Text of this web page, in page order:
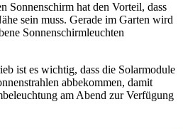
Sonnenschirm hat den Vorteil, dass
sein muss. Gerade im Garten wird
Sonnenschirmleuchten
ist es wichtig, dass die Solarmodule
abbekommen, damit
am Abend zur Verfügung